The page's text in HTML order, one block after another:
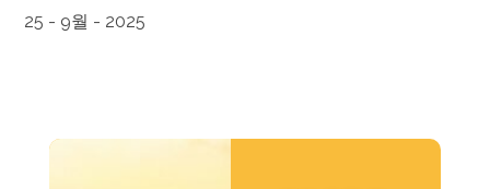
25 - 9월 - 2025